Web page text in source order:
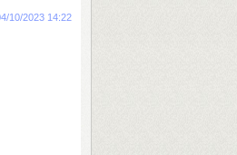
10/2023 14:22